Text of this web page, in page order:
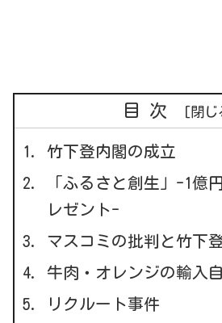
目次
竹下登内閣の成立
「ふるさと創生」-1億
レゼント-
マスコミの批判と竹下
牛肉・オレンジの輸入
リクルート事件